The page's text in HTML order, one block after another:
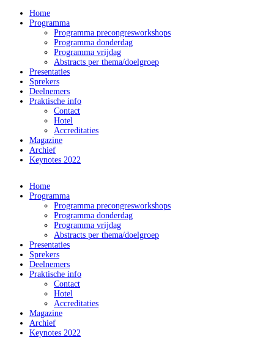
Home
Programma
Programma precongresworkshops
Programma donderdag
Programma vrijdag
Abstracts per thema/doelgroep
Presentaties
Sprekers
Deelnemers
Praktische info
Contact
Hotel
Accreditaties
Magazine
Archief
Keynotes 2022
Home
Programma
Programma precongresworkshops
Programma donderdag
Programma vrijdag
Abstracts per thema/doelgroep
Presentaties
Sprekers
Deelnemers
Praktische info
Contact
Hotel
Accreditaties
Magazine
Archief
Keynotes 2022